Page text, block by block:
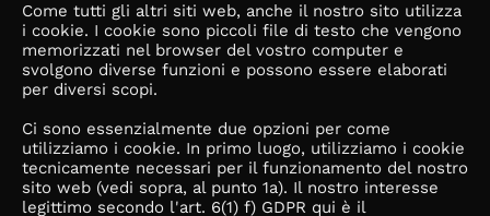
Come tutti gli altri siti web, anche il nostro sito utilizza
i cookie. I cookie sono piccoli file di testo che vengono
memorizzati nel browser del vostro computer e
svolgono diverse funzioni e possono essere elaborati
per diversi scopi.
Ci sono essenzialmente due opzioni per come
utilizziamo i cookie. In primo luogo, utilizziamo i cookie
tecnicamente necessari per il funzionamento del nostro
sito web (vedi sopra, al punto 1a). Il nostro interesse
legittimo secondo l'art. 6(1) f) GDPR qui è il